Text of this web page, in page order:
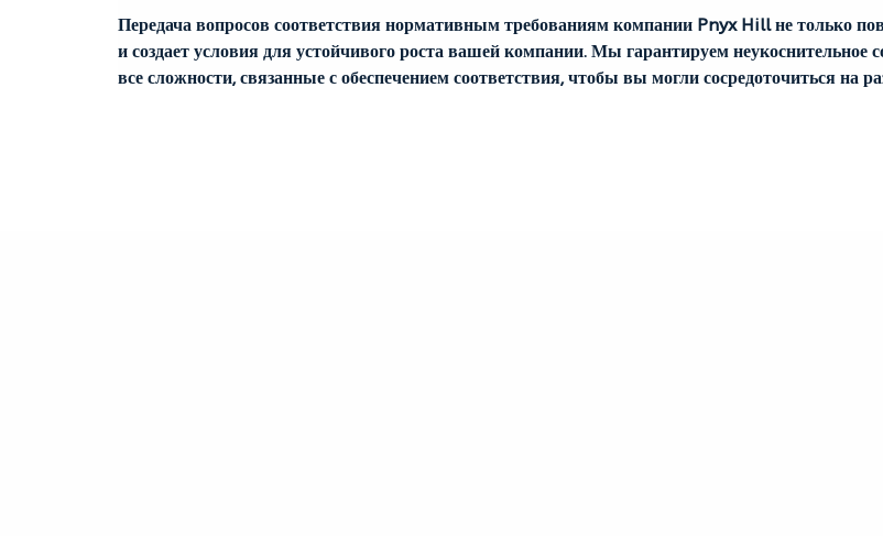
Передача вопросов соответствия нормативным требованиям компании Pnyx Hill не только
и создает условия для устойчивого роста вашей компании. Мы гарантируем неукоснительное
все сложности, связанные с обеспечением соответствия, чтобы вы могли сосредоточиться на